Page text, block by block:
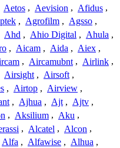
Aetos , Aevision , Afidus ,
, Agrofilm , Agsso ,
Ahd , Ahio Digital , Ahula ,
, Aicam , Aida , Aiex ,
, Aircamubnt , Airlink ,
Airsight , Airsoft ,
, Airtop , Airview ,
, Ajhua , Ajt , Ajtv ,
, Aksilium , Aku ,
, Alcatel , Alcon ,
Alfa , Alfawise , Alhua ,